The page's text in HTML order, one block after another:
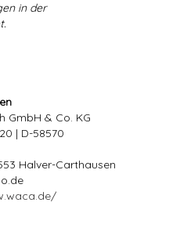
in der
GmbH & Co. KG
| D-58570
Halver-Carthausen